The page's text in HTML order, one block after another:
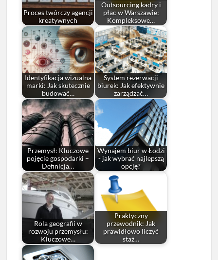
Proces twórczy agencji
kreatywnych
Outsourcing kadry i
płac w Warszawie:
Kompleksowe…
Identyfikacja wizualna
marki: Jak skutecznie
budować…
System rezerwacji
biurek: Jak efektywnie
zarządzać…
Przemysł: Kluczowe
pojęcie gospodarki –
Definicja…
Wynajem biur w Łodzi
- jak wybrać najlepszą
opcję?
Rola geografii w
rozwoju przemysłu:
Kluczowe…
Praktyczny
przewodnik: Jak
prawidłowo liczyć
staż…